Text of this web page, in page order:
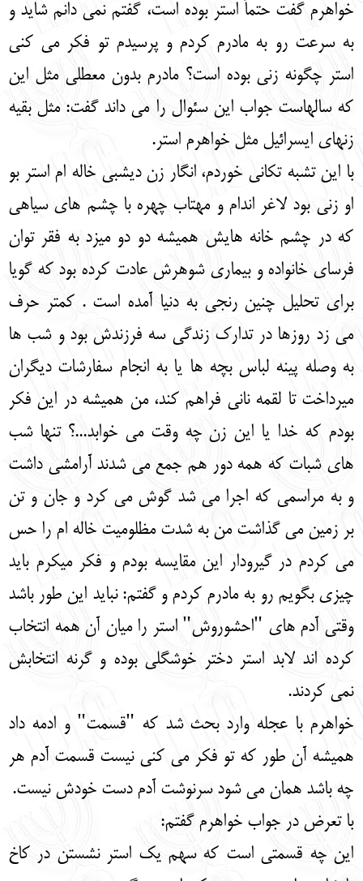
خواهرم گفت حتماً استر بوده است، گفتم نمی دانم شاید و
به سرعت رو به مادرم کردم و پرسیدم تو فکر می کنی
استر چگونه زنی بوده است؟ مادرم بدون معطلی مثل این
که سالهاست جواب این سئوال را می داند گفت: مثل بقیه
زنهای ایسرائیل مثل خواهرم استر.
با این تشبه تکانی خوردم، انگار زن دیشبی خاله ام استر بو
او زنی بود لاغر اندام و مهتاب چهره با چشم های سیاهی
که در چشم خانه هایش همیشه دو دو میزد به فقر توان
فرسای خانواده و بیماری شوهرش عادت کرده بود که گویا
برای تحلیل چنین رنجی به دنیا آمده است . کمتر حرف
می زد روزها در تدارک زندگی سه فرزندش بود و شب ها
به وصله پینه لباس بچه ها یا به انجام سفارشات دیگران
میرداخت تا لقمه نانی فراهم کند، من همیشه در این فکر
بودم که خدا یا این زن چه وقت می خوابد...؟ تنها شب
های شبات که همه دور هم جمع می شدند آرامشی داشت
و به مراسمی که اجرا می شد گوش می کرد و جان و تن
بر زمین می گذاشت من به شدت مظلومیت خاله ام را حس
می کردم در گیرودار این مقایسه بودم و فکر میکرم باید
چیزی بگویم رو به مادرم کردم و گفتم: نباید این طور باشد
وقتی آدم های "احشوروش" استر را میان آن همه انتخاب
کرده اند لابد استر دختر خوشگلی بوده و گرنه انتخابش
نمی کردند.
خواهرم با عجله وارد بحث شد که "قسمت" و ادمه داد
همیشه آن طور که تو فکر می کنی نیست قسمت آدم هر
چه باشد همان می شود سرنوشت آدم دست خودش نیست.
با تعرض در جواب خواهرم گفتم:
این چه قسمتی است که سهم یک استر نشستن در کاخ